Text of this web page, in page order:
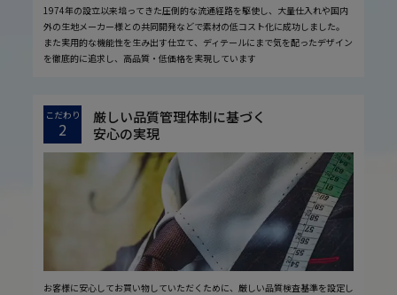
1974年の設立以来培ってきた圧倒的な流通経路を駆使し、大量仕入れや国内
外の生地メーカー様との共同開発などで素材の低コスト化に成功しました。
また実用的な機能性を生み出す仕立て、ディテールにまで気を配ったデザイン
を徹底的に追求し、高品質・低価格を実現しています
こだわり
2
厳しい品質管理体制に基づく
安心の実現
お客様に安心してお買い物していただくために、厳しい品質検査基準を設定し